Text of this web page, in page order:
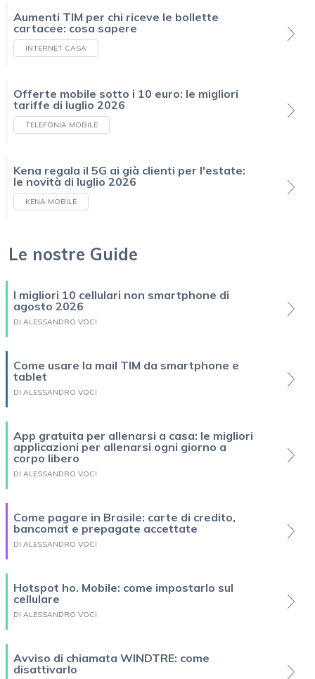
Aumenti TIM per chi riceve le bollette
cartacee: cosa sapere
INTERNET CASA
Offerte mobile sotto i 10 euro: le migliori
tariffe di luglio 2026
TELEFONIA MOBILE
Kena regala il 5G ai già clienti per l'estate:
le novità di luglio 2026
KENA MOBILE
Le nostre Guide
I migliori 10 cellulari non smartphone di
agosto 2026
DI ALESSANDRO VOCI
Come usare la mail TIM da smartphone e
tablet
DI ALESSANDRO VOCI
App gratuita per allenarsi a casa: le migliori
applicazioni per allenarsi ogni giorno a
corpo libero
DI ALESSANDRO VOCI
Come pagare in Brasile: carte di credito,
bancomat e prepagate accettate
DI ALESSANDRO VOCI
Hotspot ho. Mobile: come impostarlo sul
cellulare
DI ALESSANDRO VOCI
Avviso di chiamata WINDTRE: come
disattivarlo